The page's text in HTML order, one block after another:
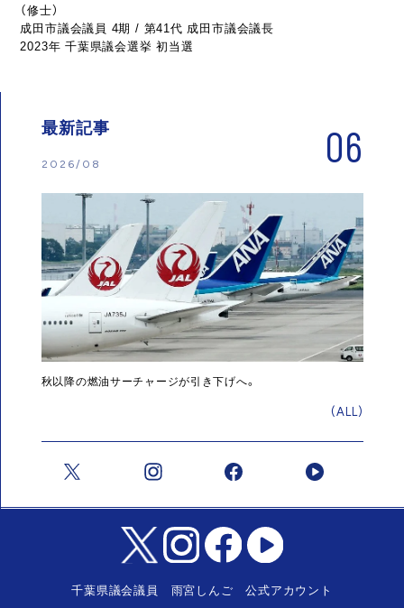
（修士）
成田市議会議員 4期 / 第41代 成田市議会議長
2023年 千葉県議会選挙 初当選
最新記事
2026/08 06
秋以降の燃油サーチャージが引き下げへ。
(ALL)
千葉県議会議員 雨宮しんご 公式アカウント